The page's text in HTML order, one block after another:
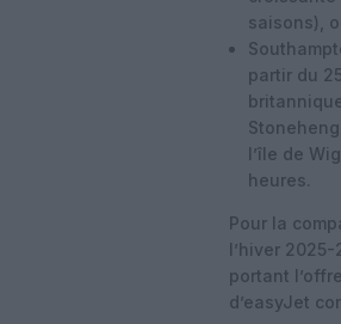
saisons),
partir du
l’île de
heures.
Pour la
l’hiver
portant
d’easyJet